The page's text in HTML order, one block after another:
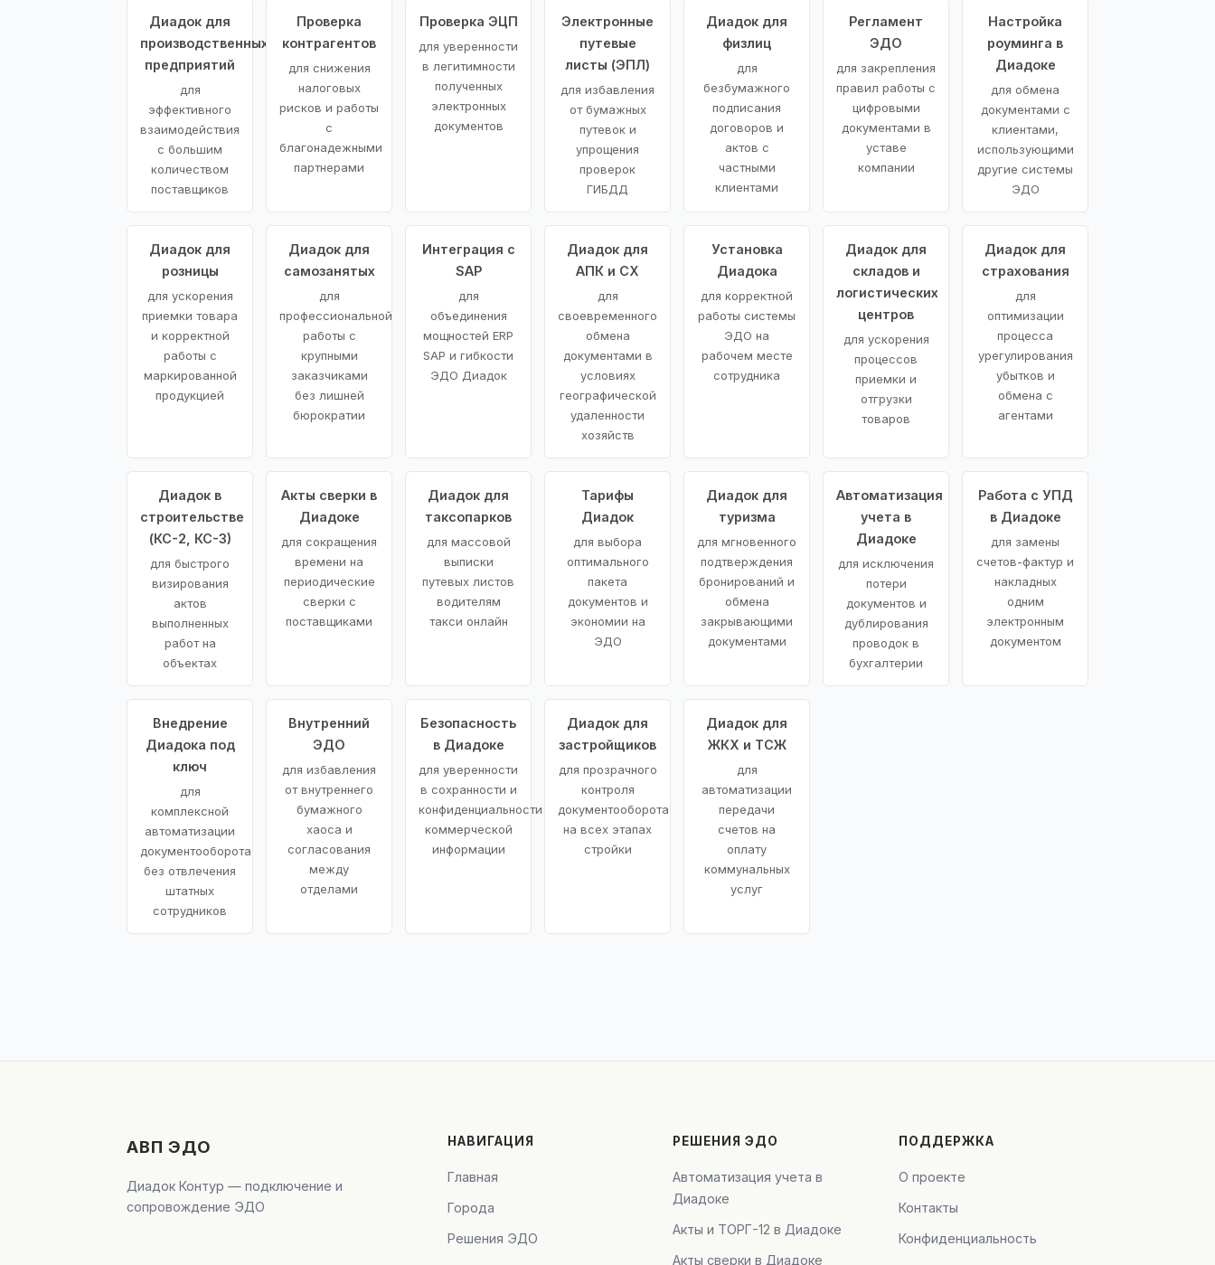
Диадок для
производственных
предприятий
для
эффективного
взаимодействия
с большим
количеством
поставщиков
Проверка
контрагентов
для снижения
налоговых
рисков и работы
с
благонадежными
партнерами
Проверка ЭЦП
для уверенности
в легитимности
полученных
электронных
документов
Электронные
путевые
листы (ЭПЛ)
для избавления
от бумажных
путевок и
упрощения
проверок
ГИБДД
Диадок для
физлиц
для
безбумажного
подписания
договоров и
актов с
частными
клиентами
Регламент
ЭДО
для закрепления
правил работы с
цифровыми
документами в
уставе
компании
Настройка
роуминга в
Диадоке
для обмена
документами с
клиентами,
использующими
другие системы
ЭДО
Диадок для
розницы
для ускорения
приемки товара
и корректной
работы с
маркированной
продукцией
Диадок для
самозанятых
для
профессиональной
работы с
крупными
заказчиками
без лишней
бюрократии
Интеграция с
SAP
для
объединения
мощностей ERP
SAP и гибкости
ЭДО Диадок
Диадок для
АПК и СХ
для
своевременного
обмена
документами в
условиях
географической
удаленности
хозяйств
Установка
Диадока
для корректной
работы системы
ЭДО на
рабочем месте
сотрудника
Диадок для
складов и
логистических
центров
для ускорения
процессов
приемки и
отгрузки
товаров
Диадок для
страхования
для
оптимизации
процесса
урегулирования
убытков и
обмена с
агентами
Диадок в
строительстве
(КС-2, КС-3)
для быстрого
визирования
актов
выполненных
работ на
объектах
Акты сверки в
Диадоке
для сокращения
времени на
периодические
сверки с
поставщиками
Диадок для
таксопарков
для массовой
выписки
путевых листов
водителям
такси онлайн
Тарифы
Диадок
для выбора
оптимального
пакета
документов и
экономии на
ЭДО
Диадок для
туризма
для мгновенного
подтверждения
бронирований и
обмена
закрывающими
документами
Автоматизация
учета в
Диадоке
для исключения
потери
документов и
дублирования
проводок в
бухгалтерии
Работа с УПД
в Диадоке
для замены
счетов-фактур и
накладных
одним
электронным
документом
Внедрение
Диадока под
ключ
для
комплексной
автоматизации
документооборота
без отвлечения
штатных
сотрудников
Внутренний
ЭДО
для избавления
от внутреннего
бумажного
хаоса и
согласования
между
отделами
Безопасность
в Диадоке
для уверенности
в сохранности и
конфиденциальности
коммерческой
информации
Диадок для
застройщиков
для прозрачного
контроля
документооборота
на всех этапах
стройки
Диадок для
ЖКХ и ТСЖ
для
автоматизации
передачи
счетов на
оплату
коммунальных
услуг
АВП ЭДО
Диадок Контур — подключение и
сопровождение ЭДО
НАВИГАЦИЯ
Главная
Города
Решения ЭДО
РЕШЕНИЯ ЭДО
Автоматизация учета в
Диадоке
Акты и ТОРГ-12 в Диадоке
Акты сверки в Диадоке
ПОДДЕРЖКА
О проекте
Контакты
Конфиденциальность